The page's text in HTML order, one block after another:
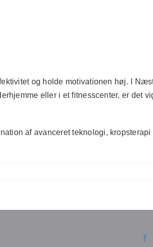
og holde motivationen høj. I
eller i et fitnesscenter, er det
af avanceret teknologi,